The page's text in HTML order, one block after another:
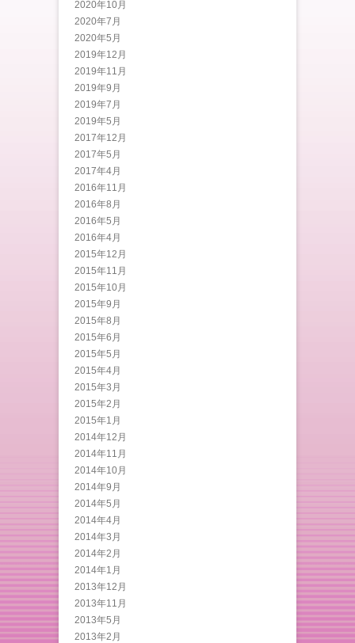
2020年10月
2020年7月
2020年5月
2019年12月
2019年11月
2019年9月
2019年7月
2019年5月
2017年12月
2017年5月
2017年4月
2016年11月
2016年8月
2016年5月
2016年4月
2015年12月
2015年11月
2015年10月
2015年9月
2015年8月
2015年6月
2015年5月
2015年4月
2015年3月
2015年2月
2015年1月
2014年12月
2014年11月
2014年10月
2014年9月
2014年5月
2014年4月
2014年3月
2014年2月
2014年1月
2013年12月
2013年11月
2013年5月
2013年2月